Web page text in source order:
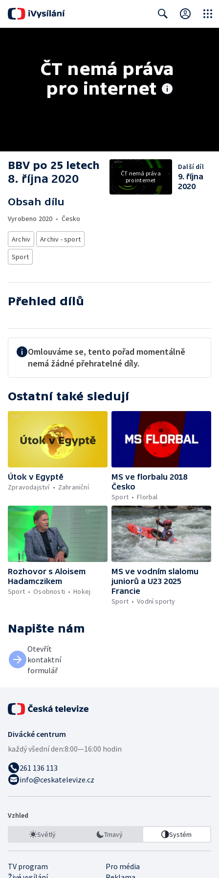
ČT nemá práva
pro internet
BBV po 25 letech
8. října 2020
Obsah dílu
Vyrobeno 2020 • Česko
Archiv
Archiv - sport
Sport
ČT nemá práva
pro internet
Další díl
9. října
2020
Přehled dílů
Omlouváme se, tento pořad momentálně
nemá žádné přehratelné díly.
Ostatní také sledují
Útok v Egyptě
Zpravodajství
Zahraniční
MS ve florbalu 2018
Česko
Sport
Florbal
Rozhovor s Aloisem
Hadamczikem
Sport
Osobnosti Hokej
MS ve vodním slalomu
juniorů a U23 2025
Francie
Sport
Vodní sporty
Napište nám
Otevřít
kontaktní
formulář
Divácké centrum
každý všední den:8:00—16:00 hodin
261 136 113
info@ceskatelevize.cz
Vzhled
Světlý Tmavý Systém
TV program
Pro média